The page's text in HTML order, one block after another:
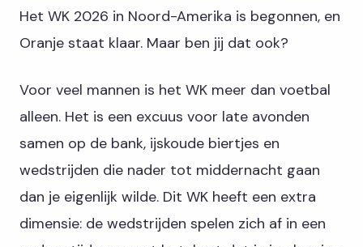
Het WK 2026 in Noord-Amerika is begonnen, en
Oranje staat klaar. Maar ben jij dat ook?
Voor veel mannen is het WK meer dan voetbal
alleen. Het is een excuus voor late avonden
samen op de bank, ijskoude biertjes en
wedstrijden die nader tot middernacht gaan
dan je eigenlijk wilde. Dit WK heeft een extra
dimensie: de wedstrijden spelen zich af in een